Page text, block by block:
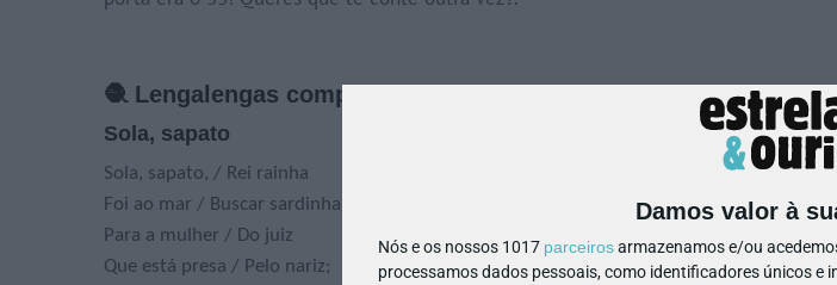
Damos valor à
Nós e os nossos 1017 parceirosarmazenamos e/ou
processamos dados pessoais, como identificadores únicos
🧶 Lengalengas compridas
Sola, sapato
Sola, sapato, / Rei rainha
Foi ao mar / Buscar sardinha
Para a mulher / Do juiz
Que está presa / Pelo nariz;